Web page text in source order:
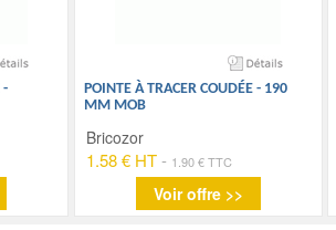
-
POINTE À TRACER COUDÉE - 190
MM MOB
Bricozor
1.58 € HT - 1.90 € TTC
Voir offre >>